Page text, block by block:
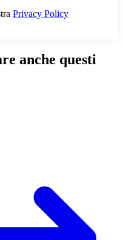
Privacy Policy
anche questi